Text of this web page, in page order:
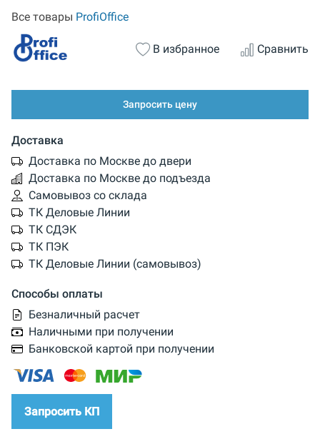
Все товары ProfiOffice
В избранное Сравнить
Запросить цену
Доставка
Доставка по Москве до двери
Доставка по Москве до подъезда
Самовывоз со склада
ТК Деловые Линии
ТК СДЭК
ТК ПЭК
ТК Деловые Линии (самовывоз)
Способы оплаты
Безналичный расчет
Наличными при получении
Банковской картой при получении
Запросить КП